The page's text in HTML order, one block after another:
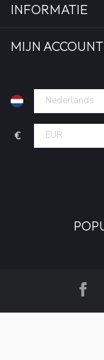
INFORMATIE
MIJN ACCOUNT
€